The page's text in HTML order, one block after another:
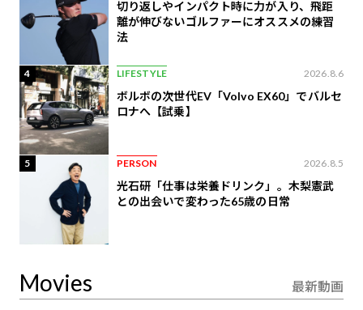
切り返しやインパクト時に力が入り、飛距
離が伸びないゴルファーにオススメの練習
法
4 LIFESTYLE 2026.8.6
ボルボの次世代EV「Volvo EX60」でバルセ
ロナへ【試乗】
5 PERSON 2026.8.5
光石研「仕事は栄養ドリンク」。木梨憲武
との出会いで変わった65歳の日常
Movies 最新動画